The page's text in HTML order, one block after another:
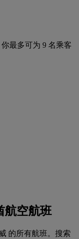
最多可为 9 名乘客
航空航班
的所有航班。搜索